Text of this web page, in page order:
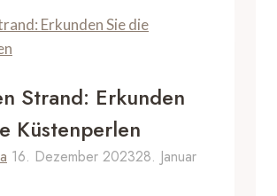
Saint
Tropez:
Sie
die
verborgene
Strand: Erkunden
Küstenperlen
16. Dezember 202328. Januar